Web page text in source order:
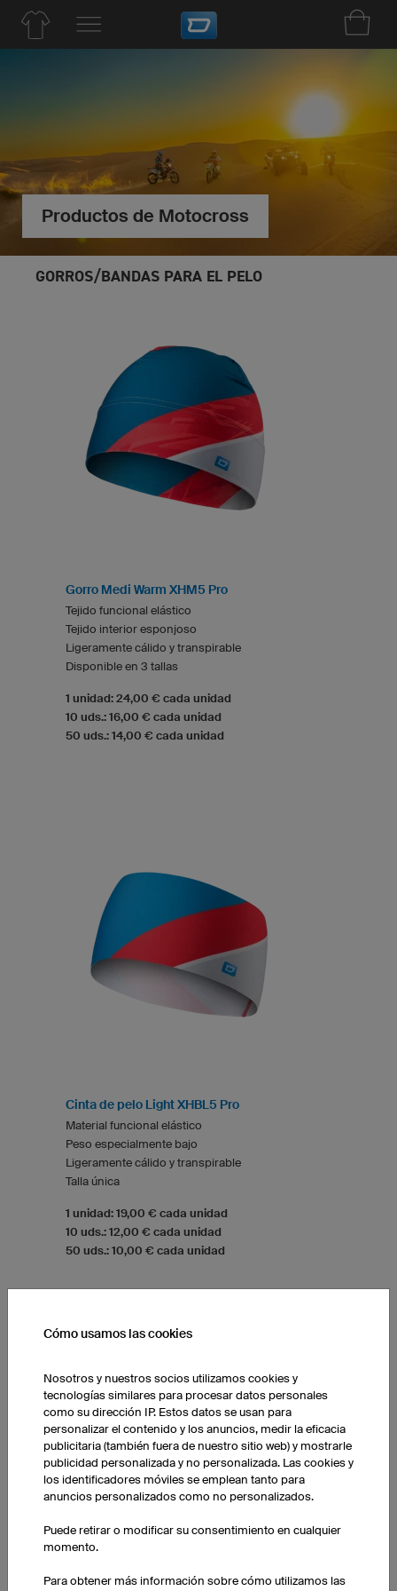
Productos de Motocross
GORROS/BANDAS PARA EL PELO
Gorro Medi Warm XHM5 Pro
Tejido funcional elástico
Tejido interior esponjoso
Ligeramente cálido y transpirable
Disponible en 3 tallas
1 unidad: 24,00 € cada unidad
10 uds.: 16,00 € cada unidad
50 uds.: 14,00 € cada unidad
Cinta de pelo Light XHBL5 Pro
Material funcional elástico
Peso especialmente bajo
Ligeramente cálido y transpirable
Talla única
1 unidad: 19,00 € cada unidad
10 uds.: 12,00 € cada unidad
50 uds.: 10,00 € cada unidad
Cómo usamos las cookies
Nosotros y nuestros socios utilizamos cookies y
tecnologías similares para procesar datos personales
como su dirección IP. Estos datos se usan para
personalizar el contenido y los anuncios, medir la eficacia
publicitaria (también fuera de nuestro sitio web) y mostrarle
publicidad personalizada y no personalizada. Las cookies y
los identificadores móviles se emplean tanto para
anuncios personalizados como no personalizados.
Puede retirar o modificar su consentimiento en cualquier
momento.
Para obtener más información sobre cómo utilizamos las